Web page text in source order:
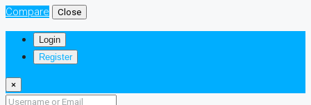
Compare Close
Login
Register
×